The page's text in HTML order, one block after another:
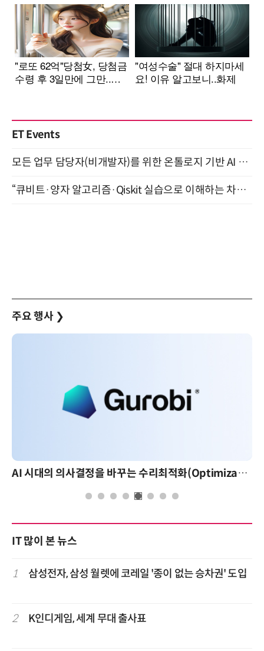
ET Events
모든 업무 담당자(비개발자)를 위한 온톨로지 기반 AI 지식체계 설계 1-day 워크숍 8월 20일 개최
“큐비트·양자 알고리즘·Qiskit 실습으로 이해하는 차세대 컴퓨팅” (8/28)
주요 행사 ❯
AI 시대의 의사결정을 바꾸는 수리최적화(Optimization): 실제 산업 적용 사례와 활용 전략
IT 많이 본 뉴스
1 삼성전자, 삼성 월렛에 코레일 '종이 없는 승차권' 도입
2 K인디게임, 세계 무대 출사표